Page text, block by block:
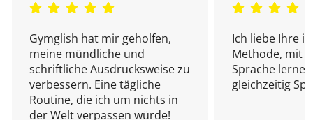
Gymglish hat mir geholfen,
meine mündliche und
schriftliche Ausdrucksweise zu
verbessern. Eine tägliche
Routine, die ich um nichts in
der Welt verpassen würde!
Ich liebe Ihre
Methode, mit
Sprache
gleichzeitig